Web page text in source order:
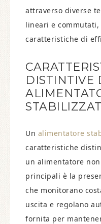
attraverso diverse
lineari e
caratteristiche di
DISTINTIVE
Un alimentatore
caratteristiche
un alimentatore
principali è la
che monitorano
uscita e regolano
fornita per